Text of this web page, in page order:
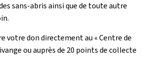
sans-abris ainsi que de toute autre
votre don directement au «Centre de
ou auprès de 20 points de collecte